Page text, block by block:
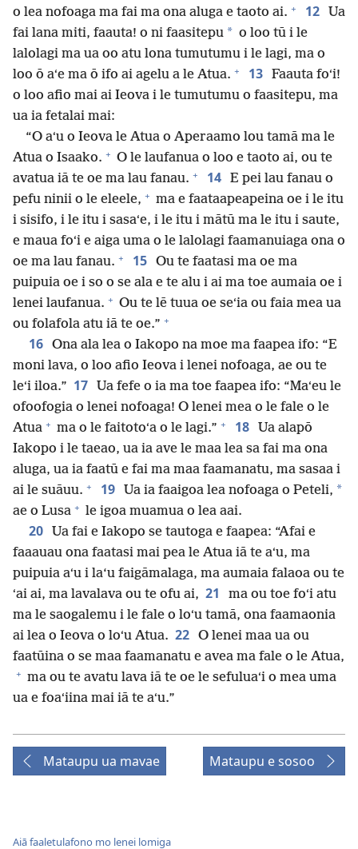
o lea nofoaga ma fai ma ona aluga e taoto ai. + 12
Ua
fai lana miti, faauta! o ni faasitepu * o loo tū i le
lalolagi ma ua oo atu lona tumutumu i le lagi, ma o
loo ō aʻe ma ō ifo ai agelu a le Atua. + 13 Faauta foʻi!
o loo afio mai ai Ieova i le tumutumu o faasitepu, ma
ua ia fetalai mai:
“O aʻu o Ieova le Atua o Aperaamo lou tamā ma le
Atua o Isaako. + O le laufanua o loo e taoto ai, ou te
avatua iā te oe ma lau fanau. + 14 E pei lau fanau o
pefu ninii o le eleele, + ma e faataapeapeina oe i le itu
i sisifo, i le itu i sasaʻe, i le itu i mātū ma le itu i saute,
e maua foʻi e aiga uma o le lalolagi faamanuiaga ona o
oe ma lau fanau. + 15 Ou te faatasi ma oe ma
puipuia oe i so o se ala e te alu i ai ma toe aumaia oe i
lenei laufanua. + Ou te lē tuua oe seʻia ou faia mea ua
ou folafola atu iā te oe.” +
16 Ona ala lea o Iakopo na moe ma faapea ifo: “E
moni lava, o loo afio Ieova i lenei nofoaga, ae ou te
leʻi iloa.” 17
Ua fefe o ia ma toe faapea ifo: “Maʻeu le
ofoofogia o lenei nofoaga! O lenei mea o le fale o le
Atua + ma o le faitotoʻa o le lagi.” + 18
Ua alapō
Iakopo i le taeao, ua ia ave le maa lea sa fai ma ona
aluga, ua ia faatū e fai ma maa faamanatu, ma sasaa i
ai le suāuu. + 19 Ua ia faaigoa lea nofoaga o Peteli, *
ae o Lusa + le igoa muamua o lea aai.
20
Ua fai e Iakopo se tautoga e faapea: “Afai e
faaauau ona faatasi mai pea le Atua iā te aʻu, ma
puipuia aʻu i la‘u faigāmalaga, ma aumaia falaoa ou te
ʻai ai, ma lavalava ou te ofu ai, 21
ma ou toe foʻi atu
ma le saogalemu i le fale o loʻu tamā, ona faamaonia
ai lea o Ieova o loʻu Atua. 22 O lenei maa ua ou
faatūina o se maa faamanatu e avea ma fale o le Atua,
+ ma ou te avatu lava iā te oe le sefuluaʻi o mea uma
ua e foaʻiina mai iā te aʻu.”
Mataupu ua mavae Mataupu e sosoo
Aiā faaletulafono mo lenei lomiga